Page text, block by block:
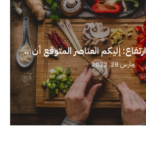
إليكم العناصر المتوقع أن...
مارس 28, 2022